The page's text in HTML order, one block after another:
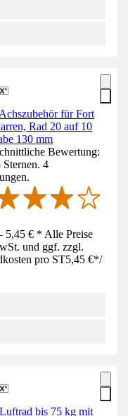
für Fort
Rad 20 auf 10
130 mm
Bewertung:
4
5,45 € * Alle Preise
und ggf. zzgl.
pro ST5,45 €*/
bis 75 kg mit